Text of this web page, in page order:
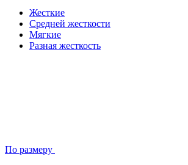
Жесткие
Средней жесткости
Мягкие
Разная жесткость
По размеру